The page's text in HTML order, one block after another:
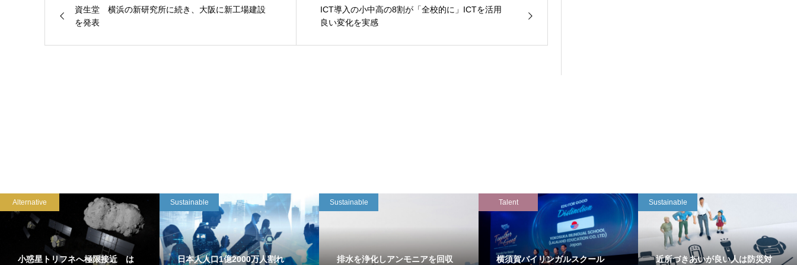
資生堂 横浜の新研究所に続き、大阪に新工場建設
を発表
ICT導入の小中高の8割が「全校的に」ICTを活用
良い変化を実感
Alternative
小惑星トリフネへ極限接近 は
Sustainable
日本人人口1億2000万人割れ
Sustainable
排水を浄化しアンモニアを回収
Talent
横須賀バイリンガルスクール
Sustainable
近所づきあいが良い人は防災対